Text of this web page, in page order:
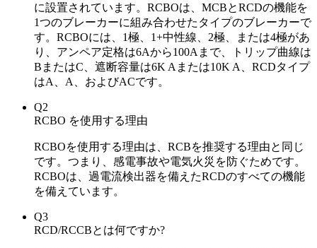
に設置されています。RCBOは、MCBとRCDの機能を
1つのブレーカーに組み合わせたタイプのブレーカーで
す。RCBOには、1極、1+中性線、2極、または4極があ
り、アンペア定格は6Aから100Aまで、トリップ曲線は
BまたはC、遮断容量は6K Aまたは10K A、RCDタイプ
はA、A、およびACです。
Q2
RCBO を使用する理由
RCBOを使用する理由は、RCBを推奨する理由と同じ
です。つまり、感電事故や電気火災を防ぐためです。
RCBOは、過電流検出器を備えたRCDのすべての機能
を備えています。
Q3
RCD/RCCBとは何ですか?